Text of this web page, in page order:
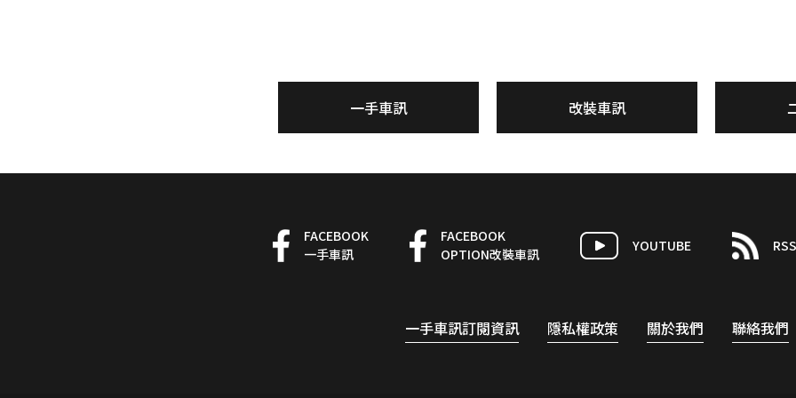
一手車訊 改裝車訊
FACEBOOK
一手車訊
FACEBOOK
OPTION改裝車訊
YOUTUBE RSS
一手車訊訂閱資訊 隱私權政策 關於我們 聯絡我們